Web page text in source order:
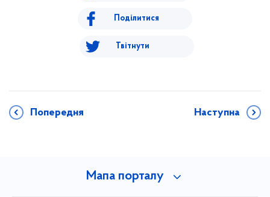
Поділитися
Твітнути
Попередня Наступна
Мапа порталу